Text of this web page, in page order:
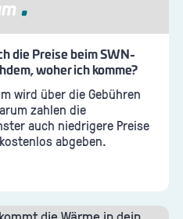
die Preise beim SWN-
woher ich komme?
wird über die Gebühren
zahlen die
auch niedrigere Preise
abgeben.